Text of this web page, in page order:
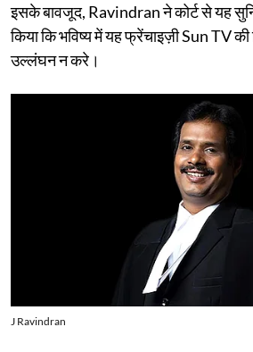
इसके बावजूद, Ravindran ने कोर्ट से यह
किया कि भविष्य में यह फ्रेंचाइज़ी Sun TV की
उल्लंघन न करे।
J Ravindran